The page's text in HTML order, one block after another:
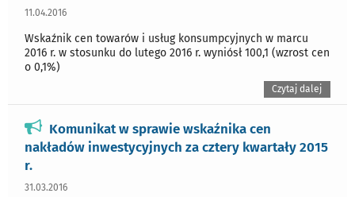
11.04.2016
Wskaźnik cen towarów i usług konsumpcyjnych w marcu
2016 r. w stosunku do lutego 2016 r. wyniósł 100,1 (wzrost cen
o 0,1%)
Czytaj dalej
Komunikat w sprawie wskaźnika cen
nakładów inwestycyjnych za cztery kwartały 2015
r.
31.03.2016